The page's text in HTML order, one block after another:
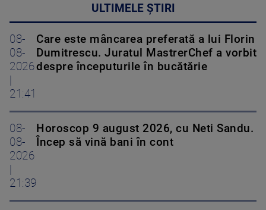
ULTIMELE ȘTIRI
08-
08-
2026
|
21:41
Care este mâncarea preferată a lui Florin
Dumitrescu. Juratul MastrerChef a vorbit
despre începuturile în bucătărie
08-
08-
2026
|
21:39
Horoscop 9 august 2026, cu Neti Sandu.
Încep să vină bani în cont